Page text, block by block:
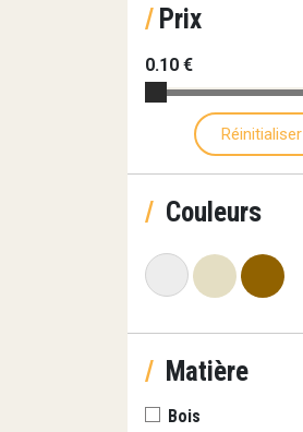
/ Prix
0.10 €
Réinitialiser
/ Couleurs
/ Matière
Bois